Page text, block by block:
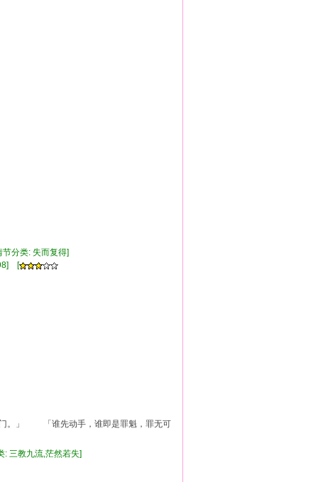
分类: 失而复得]
[
。」 「谁先动手，谁即是罪魁，罪无可
三教九流,茫然若失]